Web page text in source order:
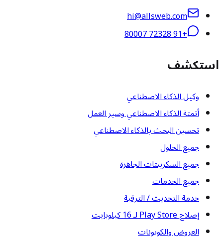
hi@allsweb.com
+91 72328 80007
استكشف
وكيل الذكاء الاصطناعي
أتمتة الذكاء الاصطناعي وسير العمل
تحسين البحث بالذكاء الاصطناعي
جميع الحلول
جميع السكريبتات الجاهزة
جميع الخدمات
خدمة التحديث / الترقية
إصلاح Play Store لـ 16 كيلوبايت
العروض والكوبونات